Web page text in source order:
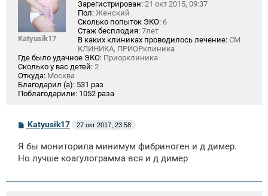
Katyusik17
Зарегистрирован: 21 окт 2015, 09:37
Пол: Женский
Сколько попыток ЭКО: 6
Стаж бесплодия: 7лет
В каких клиниках проводилось лечение: СМ
КЛИНИКА, ПРИОРклиника
Где было удачное ЭКО: Приорклиника
Сколько у вас детей: 2
Откуда: Москва
Благодарил (а): 531 раз
Поблагодарили: 1052 раза
С
о
б
щ
и
Katyusik17 27 окт 2017, 23:58
Я бы мониторила минимум фибриноген и д димер.
Но лучше коагулограмма вся и д димер